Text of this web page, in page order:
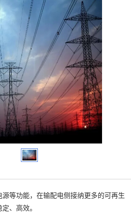
等功能，在输配电侧接纳更多的可再生
、高效。